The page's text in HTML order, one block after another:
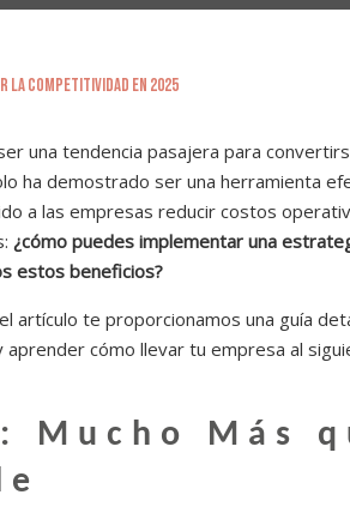
una tendencia pasajera para
ha demostrado ser una herramienta
a las empresas reducir costos
¿cómo puedes implementar una
estos beneficios?
artículo te proporcionamos una guía
cómo llevar tu empresa al
Mucho Más